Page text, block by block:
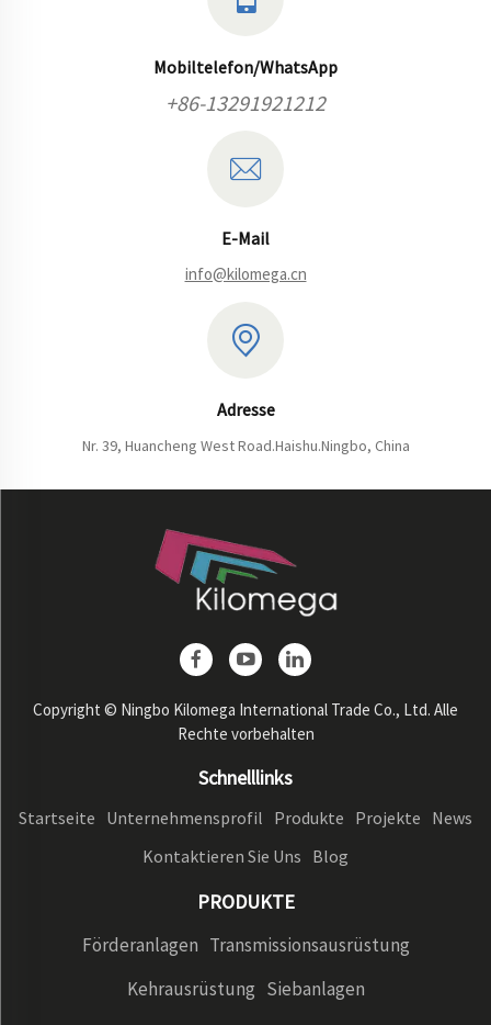
Mobiltelefon/WhatsApp
+86-13291921212
E-Mail
info@kilomega.cn
Adresse
Nr. 39, Huancheng West Road.Haishu.Ningbo, China
Copyright © Ningbo Kilomega International Trade Co., Ltd. Alle
Rechte vorbehalten
Schnelllinks
Startseite Unternehmensprofil Produkte Projekte News
Kontaktieren Sie Uns Blog
PRODUKTE
Förderanlagen Transmissionsausrüstung
Kehrausrüstung Siebanlagen